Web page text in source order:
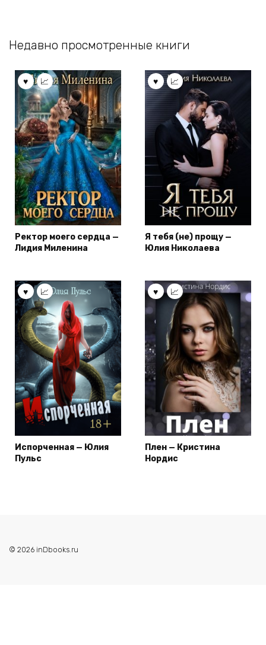
Недавно просмотренные книги
Ректор моего сердца —
Лидия Миленина
Я тебя (не) прощу —
Юлия Николаева
Испорченная — Юлия
Пульс
Плен — Кристина
Нордис
© 2026 inDbooks.ru